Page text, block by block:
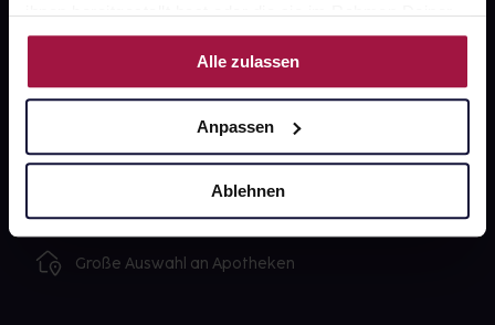
ihnen bereitgestellt hast oder die sie im Rahmen Deiner
Nutzung der Dienste gesammelt haben.
Alle zulassen
Anpassen
Ablehnen
Lieferung für sofort verfügbare Artikel meist am
Freie Wahl der Apotheke
Große Auswahl an Apotheken